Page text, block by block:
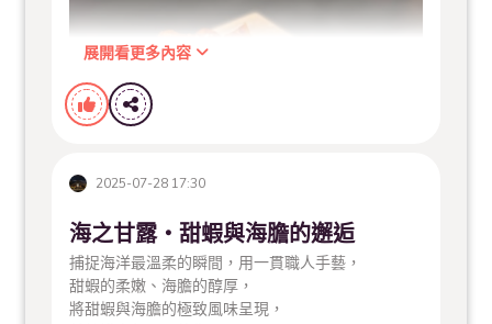
以當日備制·銷售狀況·限量供應·售完為止
展開看更多內容
2025-07-28 17:30
海之甘露・甜蝦與海膽的邂逅
捕捉海洋最溫柔的瞬間，用一貫職人手藝，
甜蝦的柔嫩、海膽的醇厚，
將甜蝦與海膽的極致風味呈現，